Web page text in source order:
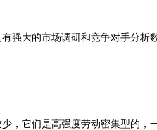
强大的市场调研和竞争对手分析
，它们是高强度劳动密集型的，